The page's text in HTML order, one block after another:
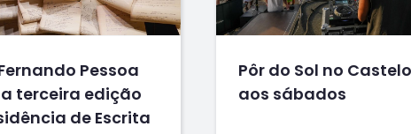
Pessoa
terceira edição
de Escrita
Pôr do Sol no
aos sábados